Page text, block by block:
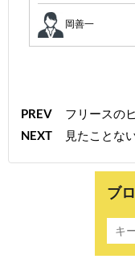
岡善一
PREV
フリースの
NEXT
見たことな
ブ